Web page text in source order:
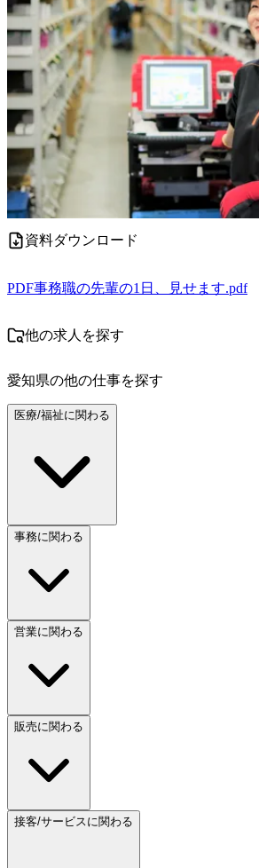
資料ダウンロード
PDF事務職の先輩の1日、見せます.pdf
他の求人を探す
愛知県の他の仕事を探す
医療/福祉に関わる
事務に関わる
営業に関わる
販売に関わる
接客/サービスに関わる